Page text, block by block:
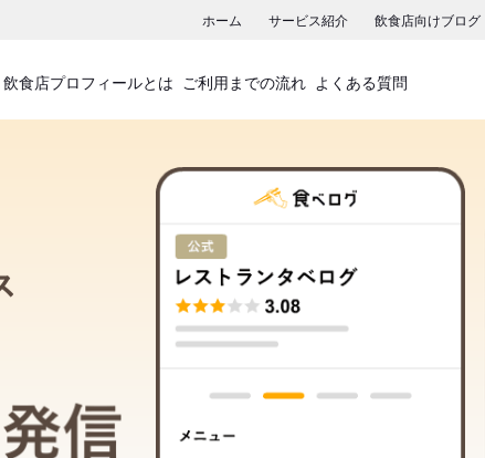
ホーム サービス紹介 飲食店向けブログ
飲食店プロフィールとは ご利用までの流れ よくある質問
飲食店プロフィールサービス